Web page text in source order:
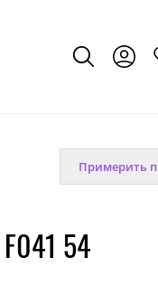
Примерить
54